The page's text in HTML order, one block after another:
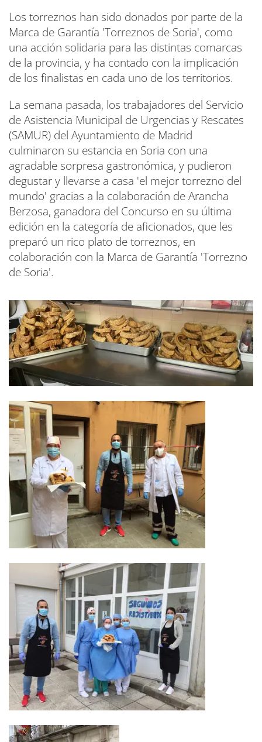
Los torreznos han sido donados por parte de la
Marca de Garantía 'Torreznos de Soria', como
una acción solidaria para las distintas comarcas
de la provincia, y ha contado con la implicación
de los finalistas en cada uno de los territorios.
La semana pasada, los trabajadores del Servicio
de Asistencia Municipal de Urgencias y Rescates
(SAMUR) del Ayuntamiento de Madrid
culminaron su estancia en Soria con una
agradable sorpresa gastronómica, y pudieron
degustar y llevarse a casa 'el mejor torrezno del
mundo' gracias a la colaboración de Arancha
Berzosa, ganadora del Concurso en su última
edición en la categoría de aficionados, que les
preparó un rico plato de torreznos, en
colaboración con la Marca de Garantía 'Torrezno
de Soria'.